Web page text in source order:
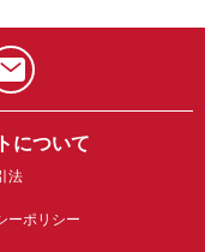
について
法
ーポリシー